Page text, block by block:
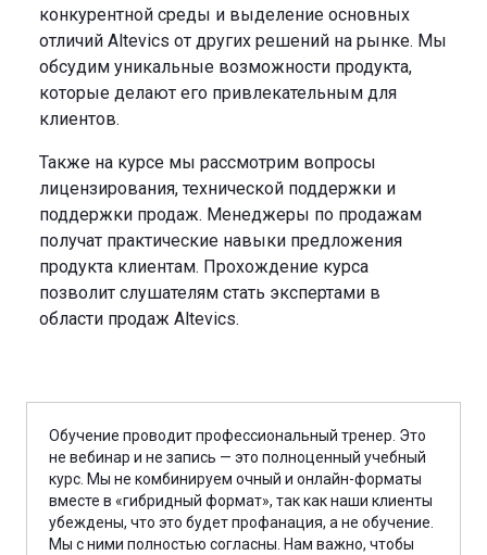
конкурентной среды и выделение основных
отличий Altevics от других решений на рынке. Мы
обсудим уникальные возможности продукта,
которые делают его привлекательным для
клиентов.
Также на курсе мы рассмотрим вопросы
лицензирования, технической поддержки и
поддержки продаж. Менеджеры по продажам
получат практические навыки предложения
продукта клиентам. Прохождение курса
позволит слушателям стать экспертами в
области продаж Altevics.
Обучение проводит профессиональный тренер. Это
не вебинар и не запись — это полноценный учебный
курс. Мы не комбинируем очный и онлайн-форматы
вместе в «гибридный формат», так как наши клиенты
убеждены, что это будет профанация, а не обучение.
Мы с ними полностью согласны. Нам важно, чтобы